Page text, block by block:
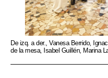
De izq. a der., Vanesa Berrido,
de la mesa, Isabel Guillén, Marina